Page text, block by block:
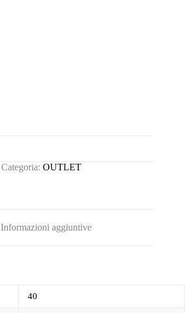
Categoria: OUTLET
Informazioni aggiuntive
40